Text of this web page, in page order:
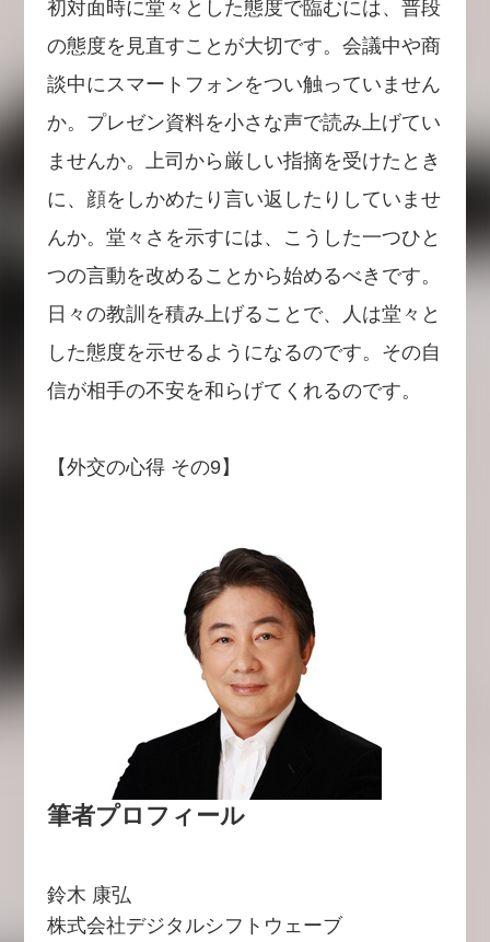
初対面時に堂々とした態度で臨むには、普段
の態度を見直すことが大切です。会議中や商
談中にスマートフォンをつい触っていません
か。プレゼン資料を小さな声で読み上げてい
ませんか。上司から厳しい指摘を受けたとき
に、顔をしかめたり言い返したりしていませ
んか。堂々さを示すには、こうした一つひと
つの言動を改めることから始めるべきです。
日々の教訓を積み上げることで、人は堂々と
した態度を示せるようになるのです。その自
信が相手の不安を和らげてくれるのです。
【外交の心得 その9】
筆者プロフィール
鈴木 康弘
株式会社デジタルシフトウェーブ